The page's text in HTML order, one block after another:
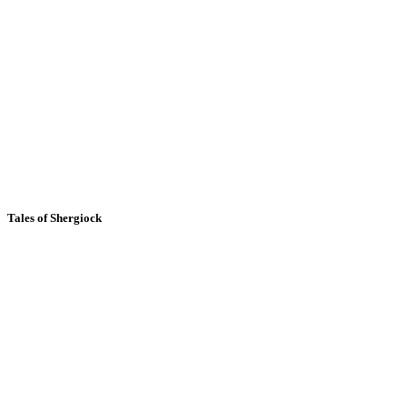
Tales of Shergiock